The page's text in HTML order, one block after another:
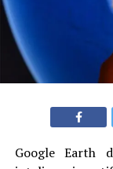
Google Earth